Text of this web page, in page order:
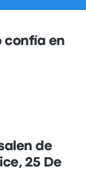
confía en
de
25 De